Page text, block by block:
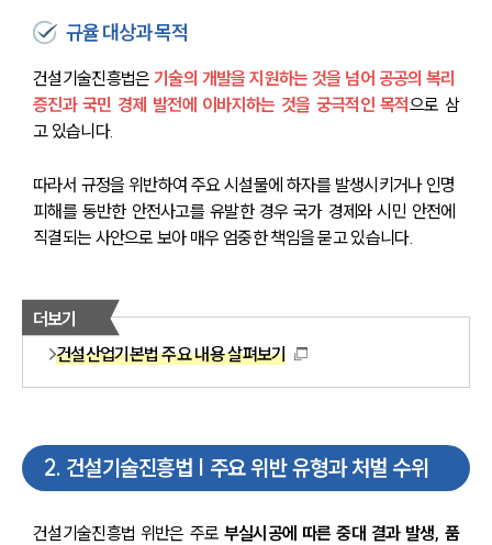
규율 대상과 목적
건설기술진흥법은 기술의 개발을 지원하는 것을 넘어 공공의 복리
증진과 국민 경제 발전에 이바지하는 것을 궁극적인 목적으로 삼
고 있습니다.
따라서 규정을 위반하여 주요 시설물에 하자를 발생시키거나 인명
피해를 동반한 안전사고를 유발한 경우 국가 경제와 시민 안전에
직결되는 사안으로 보아 매우 엄중한 책임을 묻고 있습니다.
더보기
건설산업기본법 주요 내용 살펴보기
2. 건설기술진흥법 | 주요 위반 유형과 처벌 수위
건설기술진흥법 위반은 주로 부실시공에 따른 중대 결과 발생, 품